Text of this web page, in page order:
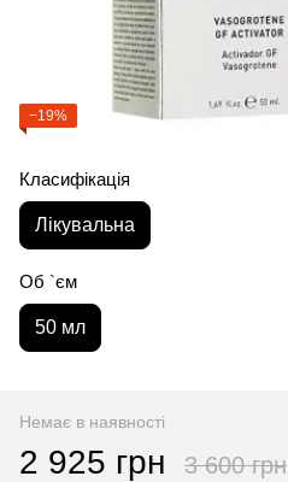
−19%
Класифікація
Лікувальна
Об `єм
50 мл
Немає в наявності
2 925 грн 3 600 грн